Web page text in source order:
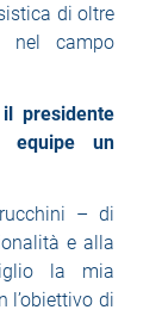
di oltre
nel campo
presidente
equipe un
– di
e alla
la mia
l’obiettivo di